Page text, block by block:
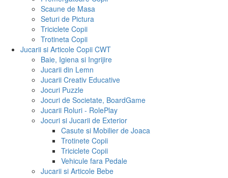
Scaune de Masa
Seturi de Pictura
Triciclete Copii
Trotineta Copii
Jucarii si Articole Copii CWT
Baie, Igiena si Ingrijire
Jucarii din Lemn
Jucarii Creativ Educative
Jocuri Puzzle
Jocuri de Societate, BoardGame
Jucarii Roluri - RolePlay
Jocuri si Jucarii de Exterior
Casute si Mobilier de Joaca
Trotinete Copii
Triciclete Copii
Vehicule fara Pedale
Jucarii si Articole Bebe